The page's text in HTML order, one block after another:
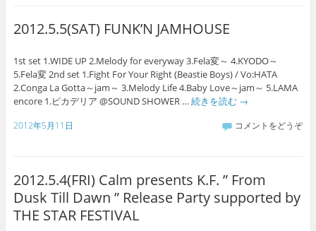
2012.5.5(SAT) FUNK’N JAMHOUSE
1st set 1.WIDE UP 2.Melody for everyway 3.Fela変～ 4.KYODO～
5.Fela変 2nd set 1.Fight For Your Right (Beastie Boys) / Vo:HATA
2.Conga La Gotta～jam～ 3.Melody Life 4.Baby Love～jam～ 5.LAMA
encore 1.ピカデリア @SOUND SHOWER … 続きを読む →
2012年5月11日 コメントをどうぞ
2012.5.4(FRI) Calm presents K.F. ” From
Dusk Till Dawn ” Release Party supported by
THE STAR FESTIVAL